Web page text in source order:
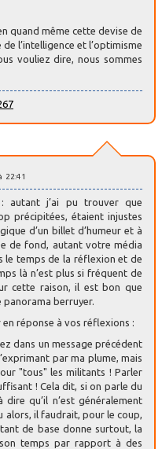
quand même cette devise de
l’intelligence et l’optimisme
vouliez dire, nous sommes
22:41
autant j’ai pu trouver que
précipitées, étaient injustes
d’un billet d’humeur et à
de fond, autant votre média
le temps de la réflexion et de
là n’est plus si fréquent de
cette raison, il est bon que
panorama berruyer.
réponse à vos réflexions :
dans un message précédent
par ma plume, mais
"tous" les militants ! Parler
! Cela dit, si on parle du
qu’il n’est généralement
alors, il faudrait, pour le coup,
de base donne surtout, la
temps par rapport à des